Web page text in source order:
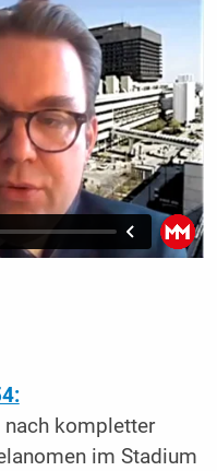
kompletter
im Stadium